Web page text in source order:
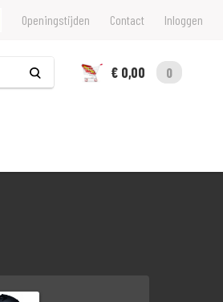
Openingstijden Contact Inloggen
€ 0,00
0